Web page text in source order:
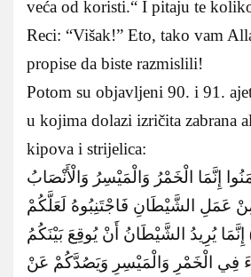
veća od koristi.“ I pitaju te
Reci: “Višak!” Eto, tako vam
propise da biste razmislili!
Potom su objavljeni 90. i 91.
u kojima dolazi izričita zabrana
kipova i strijelica:
إِنَّمَا الْخَمْرُ وَالْمَيْسِرُ وَالْأَنْصَابُ
عَمَلِ الشَّيْطَانِ فَاجْتَنِبُوهُ لَعَلَّكُمْ
إِنَّمَا يُرِيدُ الشَّيْطَانُ أَنْ يُوقِعَ بَيْنَكُمُ
فِي الْخَمْرِ وَالْمَيْسِرِ وَيَصُدَّكُمْ عَنْ